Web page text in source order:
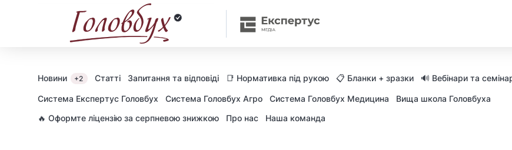
Новини +2 Статті Запитання та відповіді 📑 Нормативка під рукою 📋 Бланки + зразки 🔊 Вебінари та
Cистема Експертус Головбух Система Головбух Агро Система Головбух Медицина
Вища школа Головбуха
🔥 Оформте ліцензію за серпневою знижкою
Про нас Наша команда